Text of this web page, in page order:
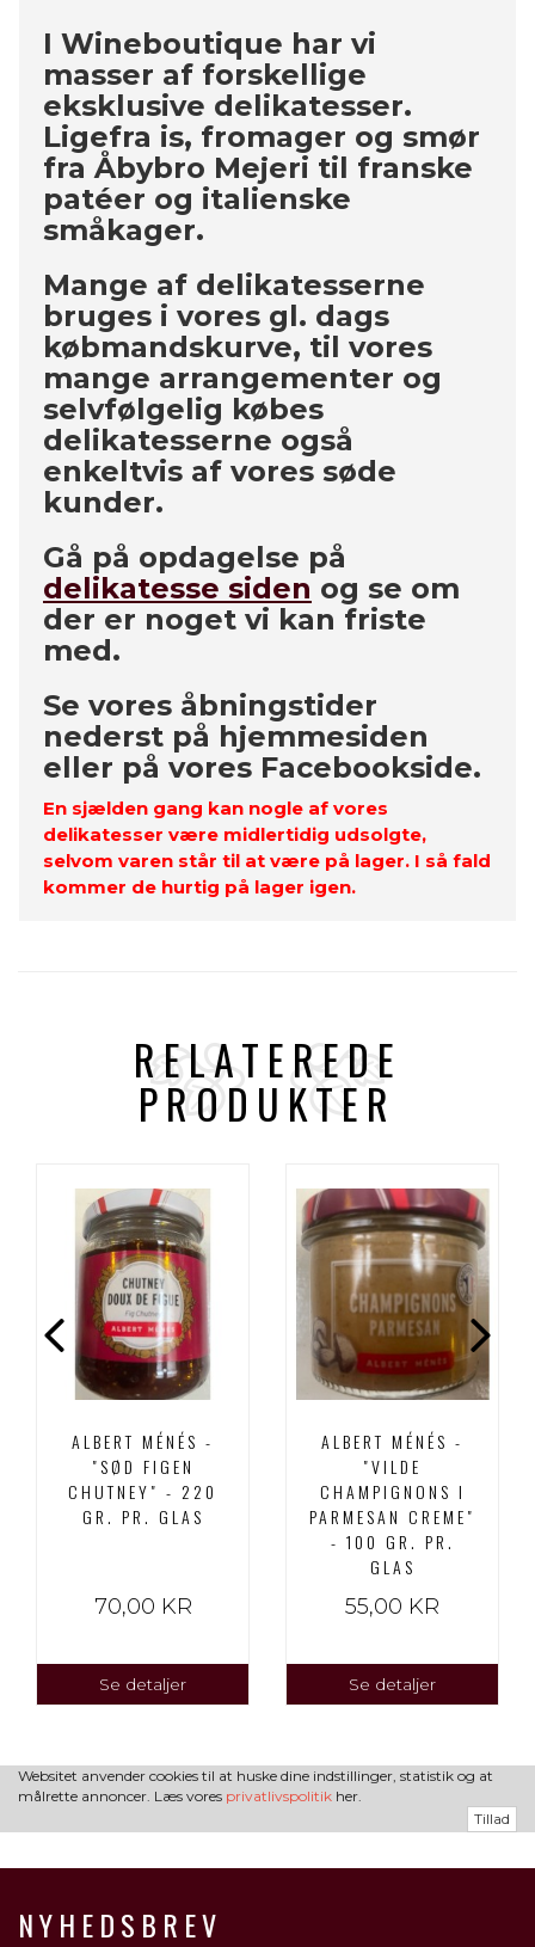
I Wineboutique har vi
masser af forskellige
eksklusive delikatesser.
Ligefra is, fromager og smør
fra Åbybro Mejeri til franske
patéer og italienske
småkager.
Mange af delikatesserne
bruges i vores gl. dags
købmandskurve, til vores
mange arrangementer og
selvfølgelig købes
delikatesserne også
enkeltvis af vores søde
kunder.
Gå på opdagelse på
delikatesse siden og se om
der er noget vi kan friste
med.
Se vores åbningstider
nederst på hjemmesiden
eller på vores Facebookside.
En sjælden gang kan nogle af vores
delikatesser være midlertidig udsolgte,
selvom varen står til at være på lager. I så fald
kommer de hurtig på lager igen.
RELATEREDE
PRODUKTER
ALBERT MÉNÉS -
"SØD FIGEN
CHUTNEY" - 220
GR. PR. GLAS
70,00 KR
Se detaljer
ALBERT MÉNÉS -
"VILDE
CHAMPIGNONS I
PARMESAN CREME"
- 100 GR. PR.
GLAS
55,00 KR
Se detaljer
Websitet anvender cookies til at huske dine indstillinger, statistik og at
målrette annoncer. Læs vores privatlivspolitik her.
Tillad
NYHEDSBREV